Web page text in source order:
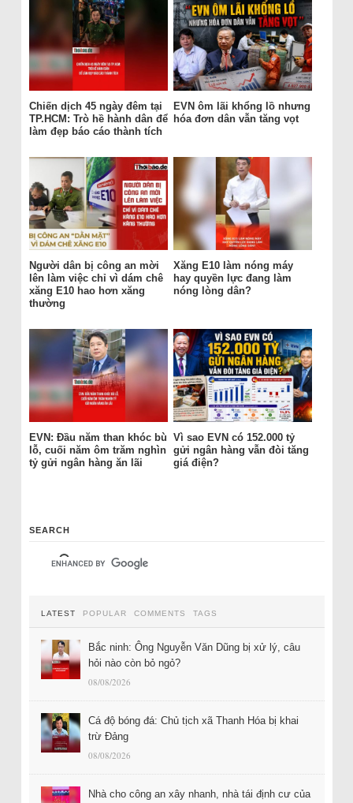
Chiến dịch 45 ngày đêm tại
TP.HCM: Trò hề hành dân để
làm đẹp báo cáo thành tích
EVN ôm lãi khổng lồ nhưng
hóa đơn dân vẫn tăng vọt
Người dân bị công an mời
lên làm việc chỉ vì dám chê
xăng E10 hao hơn xăng
thường
Xăng E10 làm nóng máy
hay quyền lực đang làm
nóng lòng dân?
EVN: Đầu năm than khóc bù
lỗ, cuối năm ôm trăm nghìn
tỷ gửi ngân hàng ăn lãi
Vì sao EVN có 152.000 tỷ
gửi ngân hàng vẫn đòi tăng
giá điện?
SEARCH
LATEST POPULAR COMMENTS TAGS
Bắc ninh: Ông Nguyễn Văn Dũng bị xử lý, câu
hỏi nào còn bỏ ngỏ?
08/08/2026
Cá độ bóng đá: Chủ tịch xã Thanh Hóa bị khai
trừ Đảng
08/08/2026
Nhà cho công an xây nhanh, nhà tái định cư của